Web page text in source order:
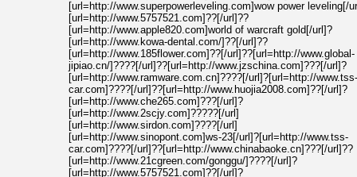
[url=http://www.superpowerleveling.com]wow power leveling[/
[url=http://www.5757521.com]??[/url]??
[url=http://www.apple820.com]world of warcraft gold[/url]?
[url=http://www.kowa-dental.com/]??[/url]??
[url=http://www.185flower.com]??[/url]??[url=http://www.global-
jipiao.cn/]????[/url]??[url=http://www.jzschina.com]???[/url]?
[url=http://www.ramware.com.cn]????[/url]?[url=http://www.tss-
car.com]????[/url]??[url=http://www.huojia2008.com]??[/url]?
[url=http://www.che265.com]???[/url]?
[url=http://www.2scjy.com]?????[/url]
[url=http://www.sirdon.com]????[/url]
[url=http://www.sinopont.com]ws-23[/url]?[url=http://www.tss-
car.com]????[/url]??[url=http://www.chinabaoke.cn]???[/url]??
[url=http://www.21cgreen.com/gonggu/]????[/url]?
[url=http://www.5757521.com]??[/url]?